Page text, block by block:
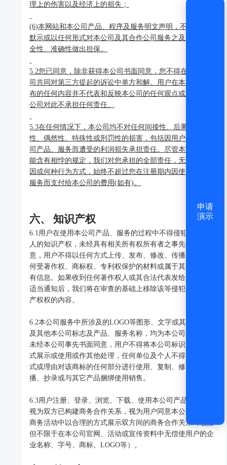
理上的伤害以及经济上的损失；
(6)本网站和本公司产品、程序及服务明文声明，不以明示、
默示或以任何形式对本公司及其合作公司服务之及时性、安
全性、准确性做出担保。
5.2您已同意，除非获得本公司书面同意，您不得在您与本公
司共同对第三方提起的诉讼中单方和解。用户在本网站所发
布的任何内容并不代表和反映本公司的任何观点或政策，本
公司对此不承担任何责任。
5.3在任何情况下，本公司均不对任何间接性、后果性、惩罚
性、偶然性、特殊性或刑罚性的损害，包括因用户使用本公
司产品、服务而遭受的利润损失承担责任。尽管本协议中可
能含有相悖的规定，我们对您承担的全部责任，无论因何原
因或何种行为方式，始终不超过您在注册期内因使用本公司
服务而支付给本公司的费用(如有)。
六、 知识产权
6.1用户在使用本公司产品、服务的过程中不得侵犯任何第三
人的知识产权，未经具有相关所有权所有者之事先书面同
意，用户不得以任何方式上传、发布、修改、传播或复制任
何受著作权、商标权、专利权保护的材料或属于其他人的专
有信息。如果收到任何著作权人或其合法代表发给本公司的
适当通知后，我们将在审查的基础上移除该等侵犯他人知识
产权权的内容。
6.2本公司服务中所涉及的LOGO等图形、文字或其组成，以
及其他本公司标志及产品、服务名称，均为本公司之商标。
未经本公司事先书面同意，用户不得将本公司标识以任何方
式展示或使用或作其他处理，任何单位及个人不得以任何方
式或理由对该商标的任何部分进行使用、复制、修改、传
播、抄录或与其它产品捆绑使用销售。
6.3用户注册、登录、浏览、下载、使用本公司产品、服务即
视为双方已构建商务合作关系，视为用户同意本公司在特定
商务活动中以合理的方式展示双方间的商务合作关系（包括
但不限于在本公司官网、活动或宣传资料中无偿使用户的企
业名称、字号、商标、LOGO等）。
申请
演示